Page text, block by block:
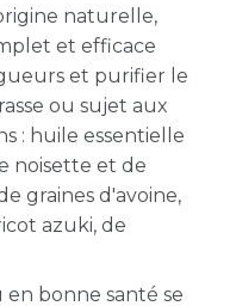
naturelle,
et efficace
et purifier le
ou sujet aux
: huile essentielle
noisette et de
graines d'avoine,
azuki, de
en bonne santé se